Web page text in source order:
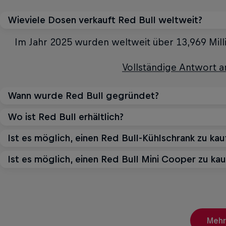
Wieviele Dosen verkauft Red Bull weltweit?
Im Jahr 2025 wurden weltweit über 13,969
Vollständige Antwort
Wann wurde Red Bull gegründet?
Das Red Bull Unternehmen wurde 1984 in
gegründet. Am 1. April 1987 wurde der Red Bull
Wo ist Red Bull erhältlich?
Red Bull Energy Drink und die weiteren Red Bull
gekauft werden, darunter Supermärkte, große
Ist es möglich, einen Red Bull-Kühlschrank zu
Nein, das ist nicht
Ist es möglich, einen Red Bull Mini Cooper zu
Vollständige Antwort